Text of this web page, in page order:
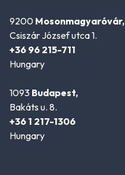
9200 Mosonmagyaróvár,
Csiszár József utca 1.
+36 96 215-711
Hungary
1093 Budapest,
Bakáts u. 8.
+36 1 217-1306
Hungary